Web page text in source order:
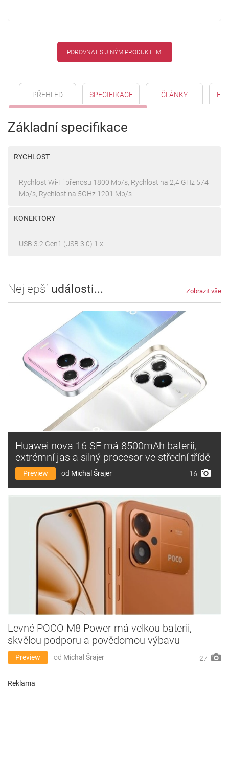
POROVNAT S JINÝM PRODUKTEM
PŘEHLED SPECIFIKACE ČLÁNKY
Základní specifikace
RYCHLOST
Rychlost Wi-Fi přenosu 1800 Mb/s, Rychlost na 2,4 GHz 574
Mb/s, Rychlost na 5GHz 1201 Mb/s
KONEKTORY
USB 3.2 Gen1 (USB 3.0) 1 x
Nejlepší události... Zobrazit vše
Huawei nova 16 SE má 8500mAh baterii,
extrémní jas a silný procesor ve střední třídě
Preview od Michal Šrajer 16
Levné POCO M8 Power má velkou baterii,
skvělou podporu a povědomou výbavu
Preview od Michal Šrajer 27
Reklama